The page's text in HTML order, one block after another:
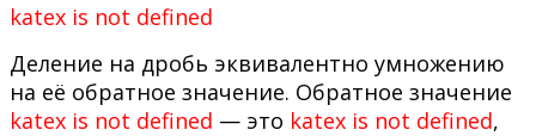
katex is not defined
Деление на дробь эквивалентно умножению
на её обратное значение. Обратное значение
katex is not defined — это katex is not defined,